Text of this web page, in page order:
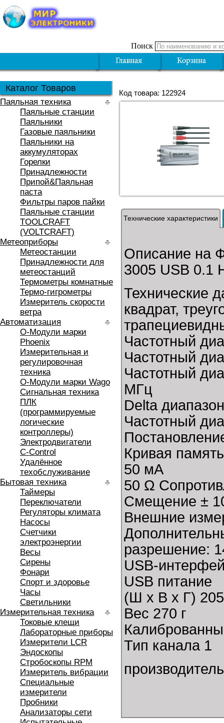
Поиск
Каталог Товаров
Паяльная техника
Паяльные станции
Паяльники
Газовые паяльники
Паяльники на
аккумуляторах
Горелки
Принадлежности
Припой&Паяльная
паста
Фильтры паров пайки
Паяльные станции
TOOLCRAFT
(VOLTCRAFT)
Метеоприборы
Метеостанции
Принадлежности для
метеостанций
Термометры комнатные
Термо-гигрометры
Измеритель скорости
ветра
Автоматизация
O-Модули марки
Phoenix
Измерительная и
регулировочная
техника
O-Модули марки Wago
Сигнальная техника
ПЛК
(программируемые
логические
контроллеры)
Электродвигатели
C-Control
Удалённое
техобслуживание
Бытовая техника
Таймеры
Переключатели
Регуляторы климата
Насосы
Счетчики
электроэнергии
Весы
Сирены
Фонари
Спорт и здоровье
Часы
Светильники
Измерительная техника
Токовые клещи
Лабораторные приборы
Измерители LCR
Эндоскопы
Стробоскопы RPM
Измеритель вибрации
Специальные
измерители
Пробники
Анализаторы сети
Код товара: 122924
Технические характеристики
Описание на
3005 USB 0.1
Технические
квадрат,
Частотный
Частотный
Частотный
МГц
Delta
Частотный
Кривая
50 мА
50 Ω
Смещение ±
Внешние
разрешение:
USB-
USB питание
(Ш х В х Г)
Вес 270 г
Тип канала 1